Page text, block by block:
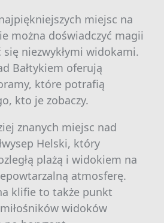
miejsc na
można doświadczyć magii
się niezwykłymi widokami.
Bałtykiem oferują
które potrafią
kto je zobaczy.
znanych miejsc nad
Helski, który
plażą i widokiem na
atmosferę.
klifie to także punkt
widoków